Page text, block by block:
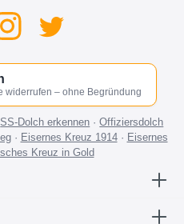
widerrufen – ohne Begründung
SS-Dolch erkennen ·Offiziersdolch
· Eisernes Kreuz 1914· Eisernes
Kreuz in Gold